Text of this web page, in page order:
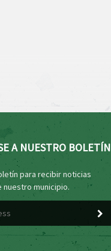
A NUESTRO BOLETÍN
para recibir noticias
nuestro municipio.